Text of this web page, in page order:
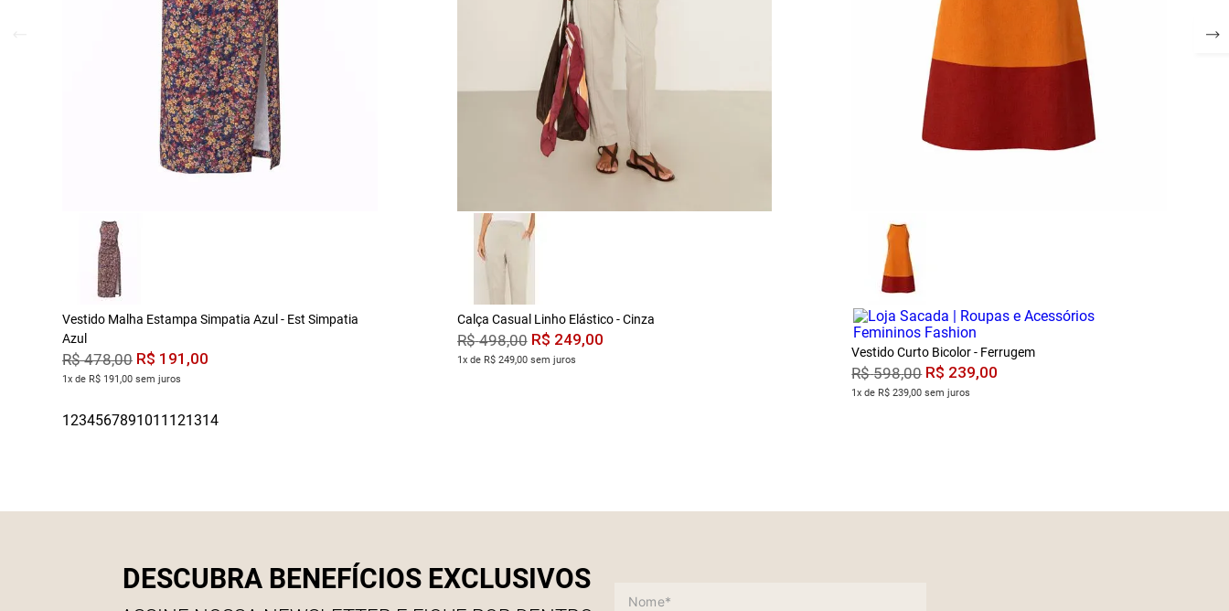
Vestido Malha Estampa Simpatia Azul - Est Simpatia
Azul
R$ 478,00 R$ 191 ,00
1x de R$ 191,00 sem juros
Calça Casual Linho Elástico - Cinza
R$ 498,00 R$ 249,00
1x de R$ 249,00 sem juros
Vestido Curto Bicolor - Ferrugem
R$ 598,00 R$ 239,00
1x de R$ 239,00 sem juros
DESCUBRA BENEFÍCIOS EXCLUSIVOS